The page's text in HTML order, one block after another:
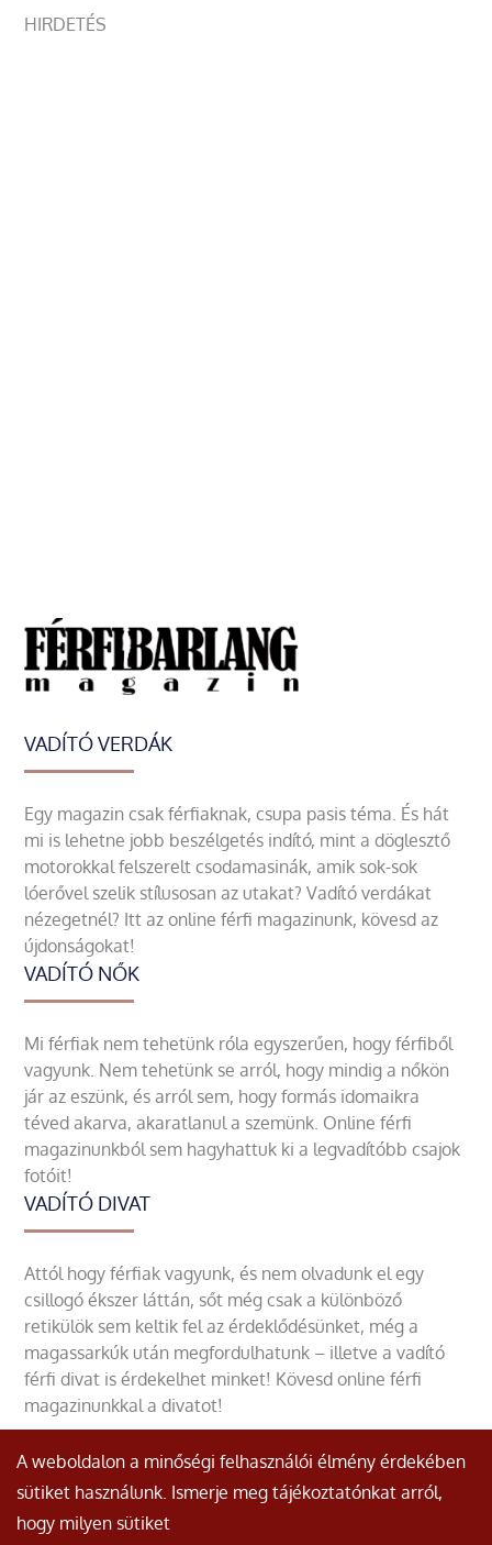
HIRDETÉS
VADÍTÓ VERDÁK
Egy magazin csak férfiaknak, csupa pasis téma. És hát
mi is lehetne jobb beszélgetés indító, mint a döglesztő
motorokkal felszerelt csodamasinák, amik sok-sok
lóerővel szelik stílusosan az utakat? Vadító verdákat
nézegetnél? Itt az online férfi magazinunk, kövesd az
újdonságokat!
VADÍTÓ NŐK
Mi férfiak nem tehetünk róla egyszerűen, hogy férfiből
vagyunk. Nem tehetünk se arról, hogy mindig a nőkön
jár az eszünk, és arról sem, hogy formás idomaikra
téved akarva, akaratlanul a szemünk. Online férfi
magazinunkból sem hagyhattuk ki a legvadítóbb csajok
fotóit!
VADÍTÓ DIVAT
Attól hogy férfiak vagyunk, és nem olvadunk el egy
csillogó ékszer láttán, sőt még csak a különböző
retikülök sem keltik fel az érdeklődésünket, még a
magassarkúk után megfordulhatunk – illetve a vadító
férfi divat is érdekelhet minket! Kövesd online férfi
magazinunkkal a divatot!
© Minden jog fenntartva.
A weboldalon a minőségi felhasználói élmény érdekében
sütiket használunk. Ismerje meg tájékoztatónkat arról,
hogy milyen sütiket